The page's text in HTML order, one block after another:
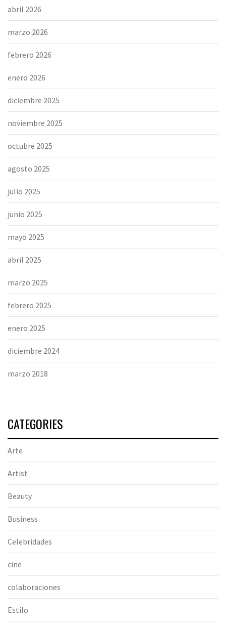
abril 2026
marzo 2026
febrero 2026
enero 2026
diciembre 2025
noviembre 2025
octubre 2025
agosto 2025
julio 2025
junio 2025
mayo 2025
abril 2025
marzo 2025
febrero 2025
enero 2025
diciembre 2024
marzo 2018
CATEGORIES
Arte
Artist
Beauty
Business
Celebridades
cine
colaboraciones
Estilo